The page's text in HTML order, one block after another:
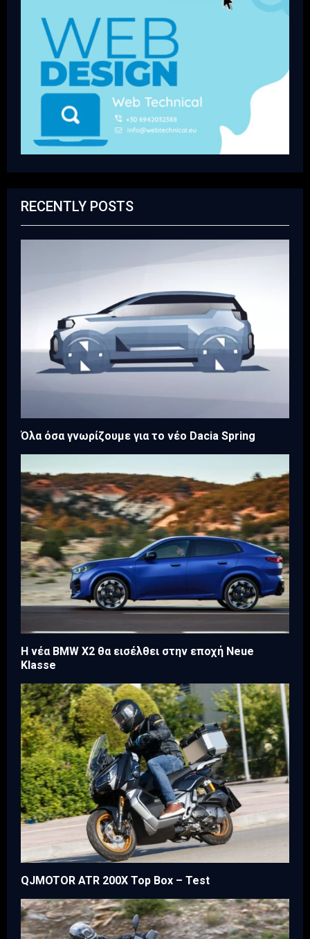
RECENTLY POSTS
Όλα όσα γνωρίζουμε για το νέο Dacia Spring
Η νέα BMW X2 θα εισέλθει στην εποχή Neue
Klasse
QJMOTOR ATR 200X Top Box – Test